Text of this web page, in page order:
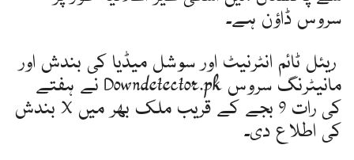
سروس ڈاؤن ہے۔
ریئل ٹائم انٹرنیٹ اور سوشل میڈیا کی بندش اور
مانیٹرنگ سروس Downdetector.pk نے ہفتے
کی رات 9 بجے کے قریب ملک بھر میں X بندش
کی اطلاع دی۔